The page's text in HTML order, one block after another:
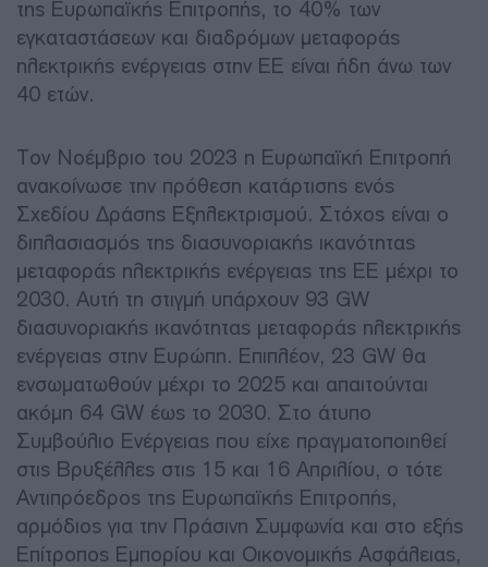
της Ευρωπαϊκής Επιτροπής, το 40% των
εγκαταστάσεων και διαδρόμων μεταφοράς
ηλεκτρικής ενέργειας στην ΕΕ είναι ήδη άνω των
40 ετών.
Τον Νοέμβριο του 2023 η Ευρωπαϊκή Επιτροπή
ανακοίνωσε την πρόθεση κατάρτισης ενός
Σχεδίου Δράσης Εξηλεκτρισμού. Στόχος είναι ο
διπλασιασμός της διασυνοριακής ικανότητας
μεταφοράς ηλεκτρικής ενέργειας της ΕΕ μέχρι το
2030. Αυτή τη στιγμή υπάρχουν 93 GW
διασυνοριακής ικανότητας μεταφοράς ηλεκτρικής
ενέργειας στην Ευρώπη. Επιπλέον, 23 GW θα
ενσωματωθούν μέχρι το 2025 και απαιτούνται
ακόμη 64 GW έως το 2030. Στο άτυπο
Συμβούλιο Ενέργειας που είχε πραγματοποιηθεί
στις Βρυξέλλες στις 15 και 16 Απριλίου, ο τότε
Αντιπρόεδρος της Ευρωπαϊκής Επιτροπής,
αρμόδιος για την Πράσινη Συμφωνία και στο εξής
Επίτροπος Εμπορίου και Οικονομικής Ασφάλειας,